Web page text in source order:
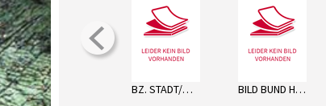
BZ. STADT/WOLFENBÜTTEL MO BILD BUND HANNOVER SA